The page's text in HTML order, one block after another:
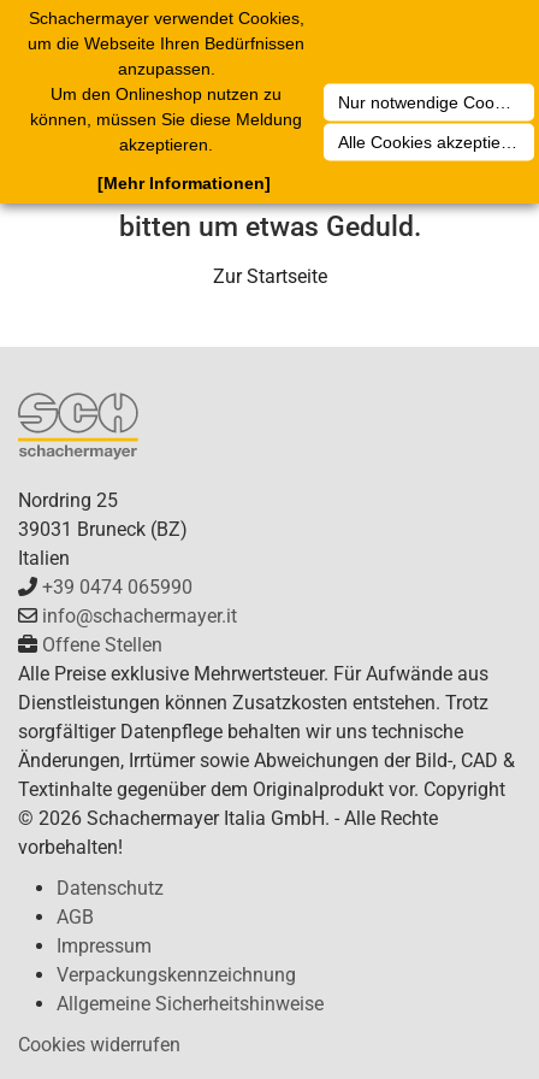
Schachermayer verwendet Cookies,
um die Webseite Ihren Bedürfnissen
anzupassen.
Um den Onlineshop nutzen zu
können, müssen Sie diese Meldung
akzeptieren.
Nur notwendige Cookies akzeptieren
Alle Cookies akzeptieren
[Mehr Informationen]
Leider ist ein technischer Fehler
aufgetreten. Unser Service-Team wird
sich in Kürze darum kümmern. Wir
bitten um etwas Geduld.
Zur Startseite
Nordring 25
39031 Bruneck (BZ)
Italien
+39 0474 065990
info@schachermayer.it
Offene Stellen
Alle Preise exklusive Mehrwertsteuer. Für Aufwände aus
Dienstleistungen können Zusatzkosten entstehen. Trotz
sorgfältiger Datenpflege behalten wir uns technische
Änderungen, Irrtümer sowie Abweichungen der Bild-, CAD &
Textinhalte gegenüber dem Originalprodukt vor. Copyright
© 2026 Schachermayer Italia GmbH. - Alle Rechte
vorbehalten!
Datenschutz
AGB
Impressum
Verpackungskennzeichnung
Allgemeine Sicherheitshinweise
Cookies widerrufen